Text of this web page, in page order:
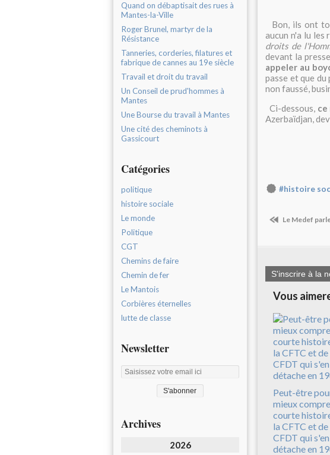
Quand on débaptisait des rues à
Mantes-la-Ville
Roger Brunel, martyr de la
Résistance
Tanneries, corderies, filatures et
fabrique de cannes au 19e siècle
Travail et droit du travail
Un Conseil de prud'hommes à
Mantes
Une Bourse du travail à Mantes
Une cité des cheminots à
Gassicourt
Catégories
politique
histoire sociale
Le monde
Politique
CGT
Chemins de faire
Chemin de fer
Le Mantois
Corbières éternelles
lutte de classe
Newsletter
Archives
2026
Bon, ils ont
aucun n'a lu les
droits de
devant la
appeler au
passe et que
non faussé,
Ci-dessous, ce
Azerbaïdjan,
#histoire
Le Medef
S'inscrire à la
Vous
Peut-être
mieux
courte
la CFTC et de
CFDT qui s'en
détache en